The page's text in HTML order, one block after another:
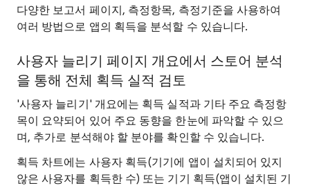
다양한 보고서 페이지, 측정항목, 측정기준을 사용하여
여러 방법으로 앱의 획득을 분석할 수 있습니다.
사용자 늘리기 페이지 개요에서 스토어 분석
을 통해 전체 획득 실적 검토
'사용자 늘리기' 개요에는 획득 실적과 기타 주요 측정항
목이 요약되어 있어 주요 동향을 한눈에 파악할 수 있으
며, 추가로 분석해야 할 분야를 확인할 수 있습니다.
획득 차트에는 사용자 획득(기기에 앱이 설치되어 있지
않은 사용자를 획득한 수) 또는 기기 획득(앱이 설치된 기